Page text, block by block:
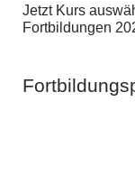
Jetzt Kurs
Fortbildungen